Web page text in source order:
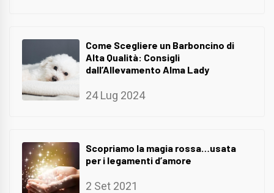
Come Scegliere un Barboncino di
Alta Qualità: Consigli
dall’Allevamento Alma Lady
24 Lug 2024
Scopriamo la magia rossa…usata
per i legamenti d’amore
2 Set 2021